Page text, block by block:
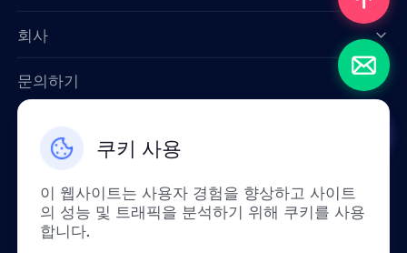
쿠키 사용
이 웹사이트는 사용자 경험을 향상하고 사이트
의 성능 및 트래픽을 분석하기 위해 쿠키를 사용
합니다.
회사
문의하기
한국인